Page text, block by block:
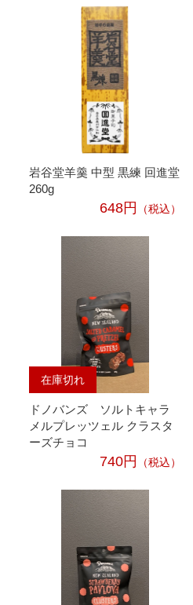
岩谷堂羊羹 中型 黒練 回進堂
260g
648円 （税込）
在庫切れ
ドノバンズ ソルトキャラ
メルプレッツェル クラスタ
ーズチョコ
740円 （税込）